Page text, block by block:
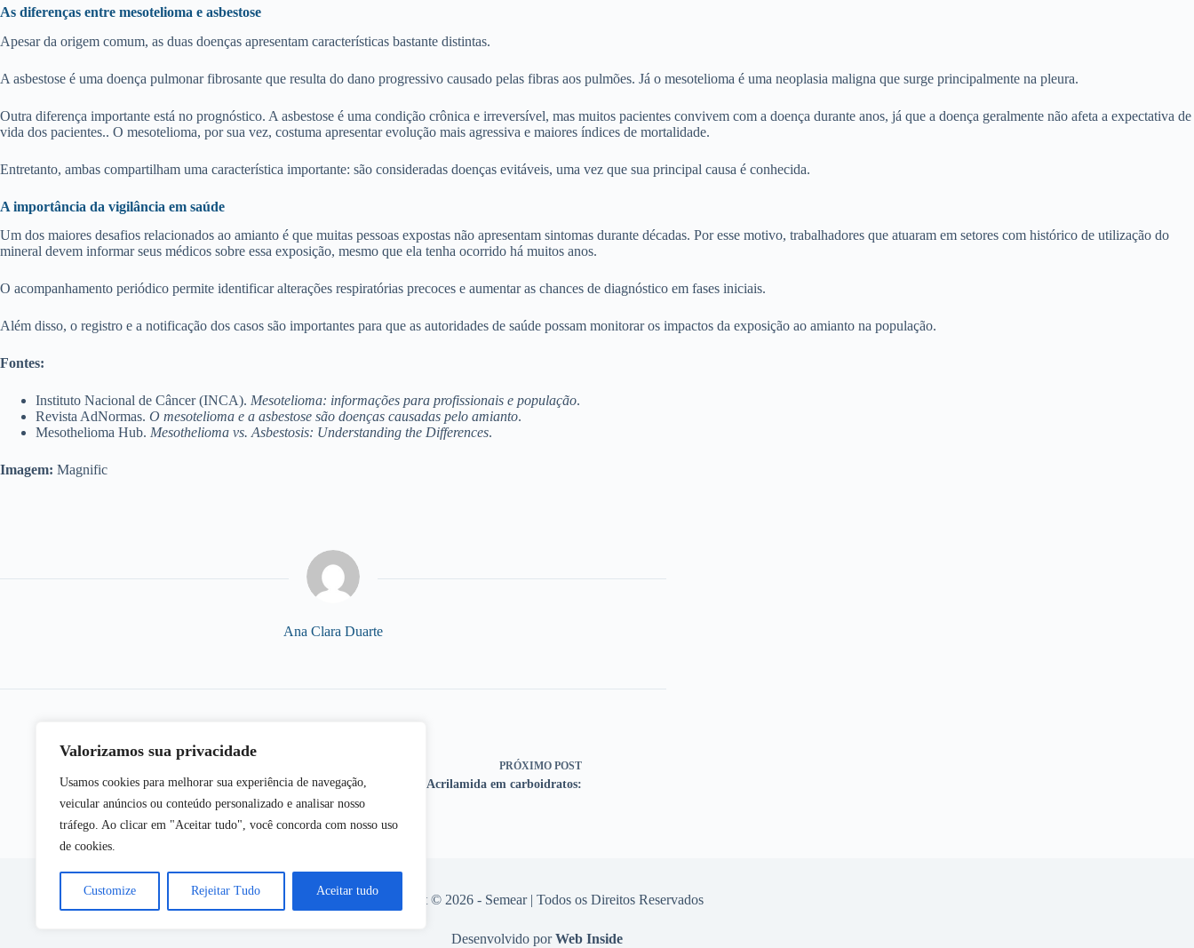
Valorizamos sua privacidade
Usamos cookies para melhorar sua experiência de navegação,
veicular anúncios ou conteúdo personalizado e analisar nosso
tráfego. Ao clicar em "Aceitar tudo", você concorda com nosso uso
de cookies.
Customize Rejeitar Tudo Aceitar tudo
As diferenças entre mesotelioma e asbestose
Apesar da origem comum, as duas doenças apresentam características bastante distintas.
A asbestose é uma doença pulmonar fibrosante que resulta do dano progressivo causado pelas fibras aos pulmões. Já o mesotelioma é uma neoplasia maligna que surge principalmente na pleura.
Outra diferença importante está no prognóstico. A asbestose é uma condição crônica e irreversível, mas muitos pacientes convivem com a doença durante anos, já que a doença geralmente não afeta a expectativa de
vida dos pacientes.. O mesotelioma, por sua vez, costuma apresentar evolução mais agressiva e maiores índices de mortalidade.
Entretanto, ambas compartilham uma característica importante: são consideradas doenças evitáveis, uma vez que sua principal causa é conhecida.
A importância da vigilância em saúde
Um dos maiores desafios relacionados ao amianto é que muitas pessoas expostas não apresentam sintomas durante décadas. Por esse motivo, trabalhadores que atuaram em setores com histórico de utilização do
mineral devem informar seus médicos sobre essa exposição, mesmo que ela tenha ocorrido há muitos anos.
O acompanhamento periódico permite identificar alterações respiratórias precoces e aumentar as chances de diagnóstico em fases iniciais.
Além disso, o registro e a notificação dos casos são importantes para que as autoridades de saúde possam monitorar os impactos da exposição ao amianto na população.
Fontes:
Instituto Nacional de Câncer (INCA). Mesotelioma: informações para profissionais e população.
Revista AdNormas. O mesotelioma e a asbestose são doenças causadas pelo amianto.
Mesothelioma Hub. Mesothelioma vs. Asbestosis: Understanding the Differences.
Imagem: Magnific
Ana Clara Duarte
POSTANTERIOR
Cultura de Segurança dos alimentos na
UE
PRÓXIMO POST
Acrilamida em carboidratos:
Copyright © 2026 - Semear | Todos os Direitos Reservados
Desenvolvido porWeb Inside